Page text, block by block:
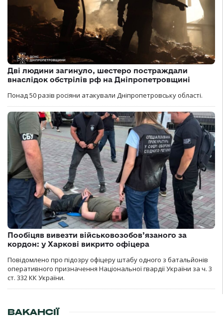
Дві людини загинуло, шестеро постраждали
внаслідок обстрілів рф на Дніпропетровщині
Понад 50 разів росіяни атакували Дніпропетровську області.
Пообіцяв вивезти військовозобов’язаного за
кордон: у Харкові викрито офіцера
Повідомлено про підозру офіцеру штабу одного з батальйонів
оперативного призначення Національної гвардії України за ч. 3
ст. 332 КК України.
ВАКАНСІЇ